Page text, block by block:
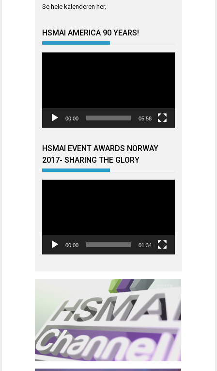
Se hele kalenderen her.
HSMAI AMERICA 90 YEARS!
00:00 05:58
HSMAI EVENT AWARDS NORWAY
2017- SHARING THE GLORY
00:00 01:34